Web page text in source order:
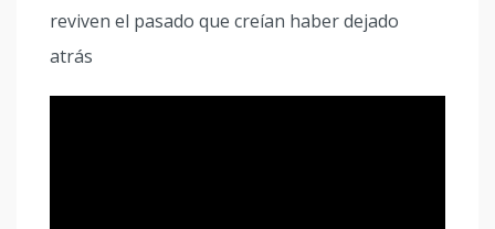
reviven el pasado que creían haber dejado
atrás